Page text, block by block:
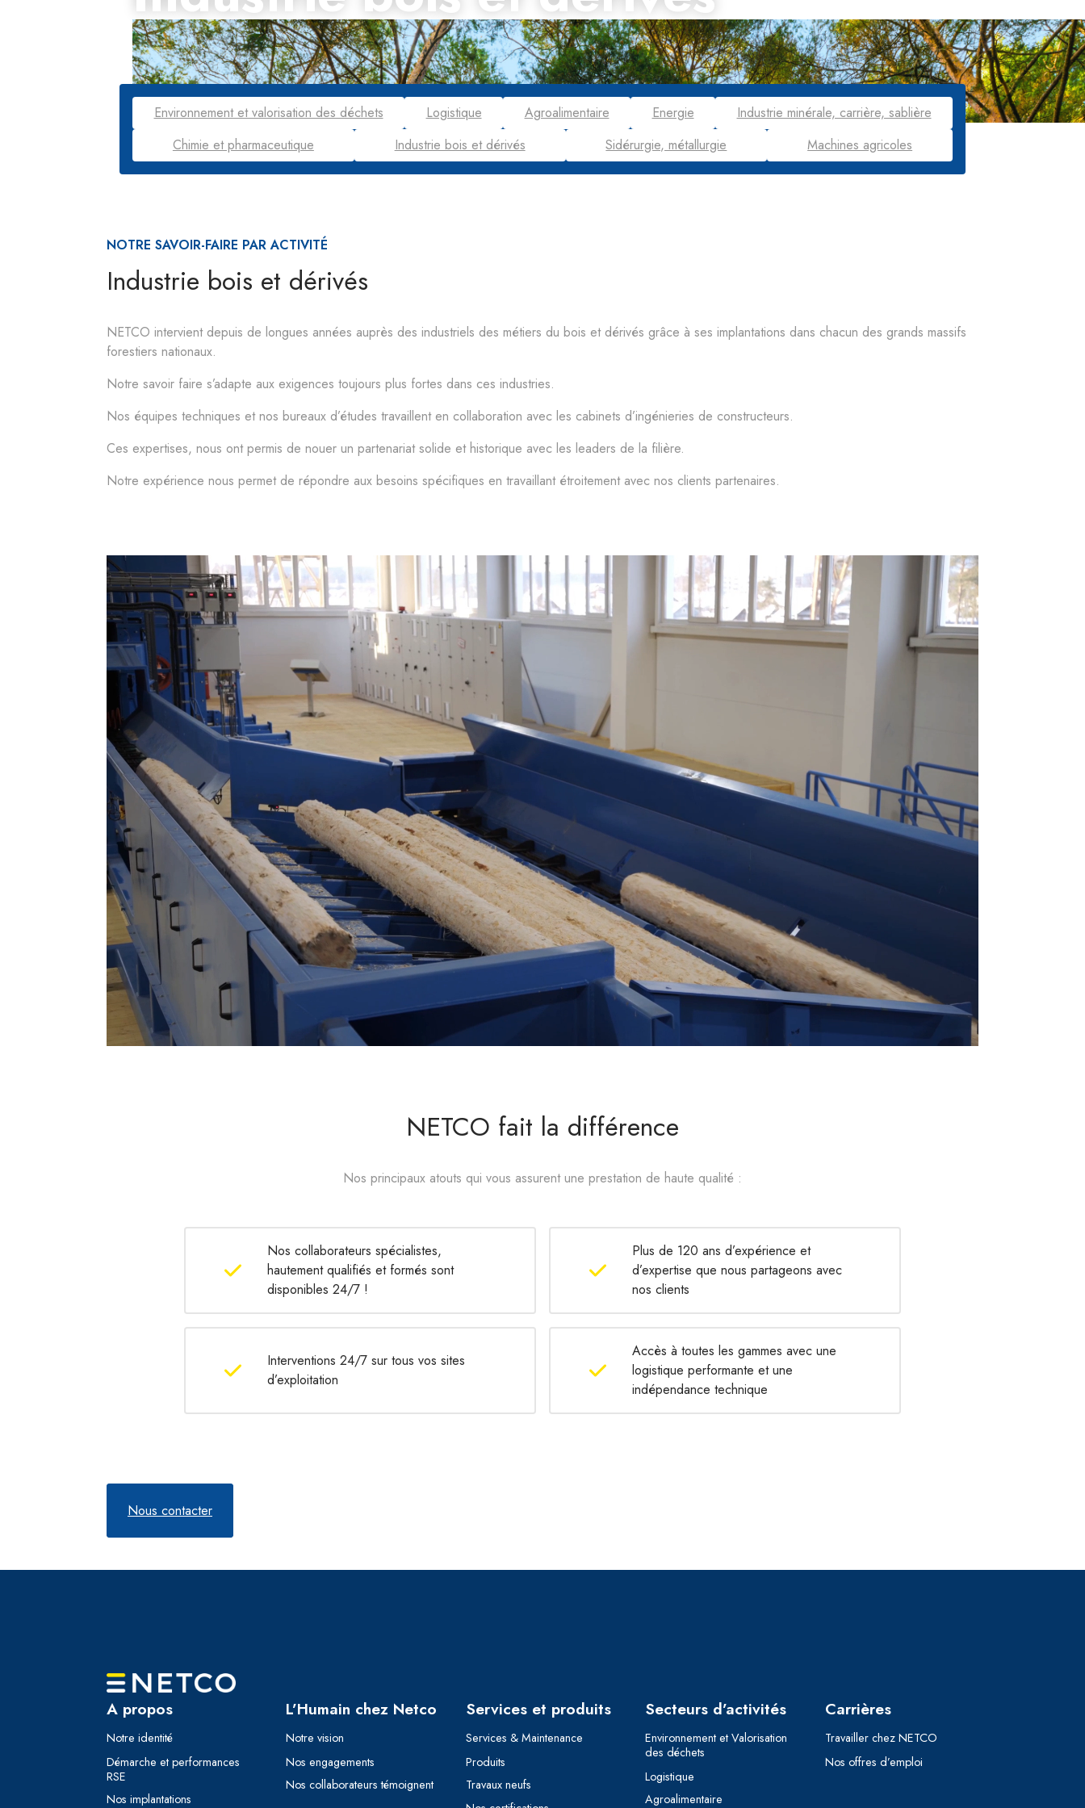
Environnement et valorisation des déchets Logistique Agroalimentaire Energie
Industrie minérale, carrière, sablière
Chimie et pharmaceutique
Industrie bois et dérivés Sidérurgie, métallurgie Machines agricoles
NOTRE SAVOIR-FAIRE PAR ACTIVITÉ
Industrie bois et dérivés
NETCO intervient depuis de longues années auprès des industriels des métiers du bois et dérivés grâce à ses implantations dans chacun des grands massifs
forestiers nationaux.
Notre savoir faire s’adapte aux exigences toujours plus fortes dans ces industries.
Nos équipes techniques et nos bureaux d’études travaillent en collaboration avec les cabinets d’ingénieries de constructeurs.
Ces expertises, nous ont permis de nouer un partenariat solide et historique avec les leaders de la filière.
Notre expérience nous permet de répondre aux besoins spécifiques en travaillant étroitement avec nos clients partenaires.
NETCO fait la différence
Nos principaux atouts qui vous assurent une prestation de haute qualité :
Nos collaborateurs spécialistes,
hautement qualifiés et formés sont
disponibles 24/7 !
Plus de 120 ans d’expérience et
d’expertise que nous partageons avec
nos clients
Interventions 24/7 sur tous vos sites
d’exploitation
Accès à toutes les gammes avec une
logistique performante et une
indépendance technique
Nous contacter
A propos
Notre identité
Démarche et performances
RSE
Nos implantations
L’Humain chez Netco
Notre vision
Nos engagements
Nos collaborateurs témoignent
Services et produits
Services & Maintenance
Produits
Travaux neufs
Secteurs d’activités
Environnement et Valorisation
des déchets
Logistique
Agroalimentaire
Carrières
Travailler chez NETCO
Nos offres d’emploi